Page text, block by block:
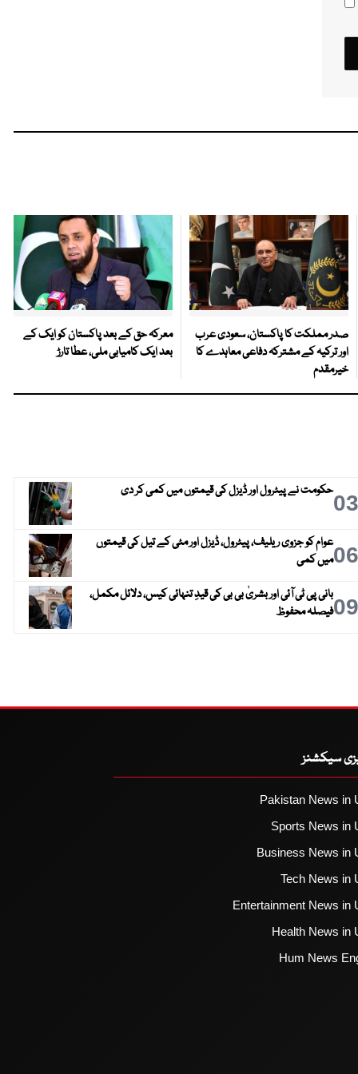
صدر مملکت کا پاکستان، سعودی عرب
اور ترکیہ کے مشترکہ دفاعی معاہدے کا
خیرمقدم
معرکہ حق کے بعد پاکستان کو ایک کے
بعد ایک کامیابی ملی، عطا تارڑ
03حکومت نے پیٹرول اور ڈیزل کی قیمتوں میں کمی کر دی
06عوام کو جزوی ریلیف، پیٹرول، ڈیزل اور مٹی کے تیل کی قیمتوں
میں کمی
09بانی پی ٹی آئی اور بشریٰ بی بی کی قیدِ تنہائی کیس، دلائل مکمل،
فیصلہ محفوظ
سیکشنز
Pakistan News in
Sports News in
Business News in
Tech News in
Entertainment News in
Health News in
Hum News